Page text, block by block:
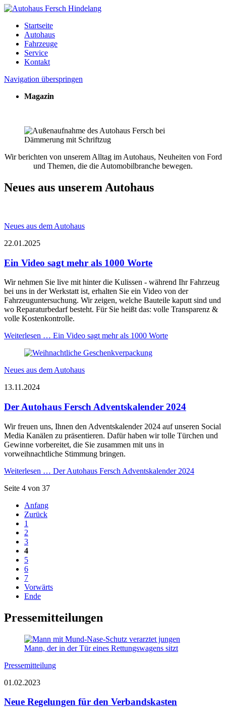
Startseite
Autohaus
Fahrzeuge
Service
Kontakt
Navigation überspringen
Magazin
Wir berichten von unserem Alltag im Autohaus, Neuheiten von Ford
und Themen, die die Automobilbranche bewegen.
Neues aus unserem Autohaus
Neues aus dem Autohaus
22.01.2025
Ein Video sagt mehr als 1000 Worte
Wir nehmen Sie live mit hinter die Kulissen - während Ihr Fahrzeug
bei uns in der Werkstatt ist, erhalten Sie ein Video von der
Fahrzeuguntersuchung. Wir zeigen, welche Bauteile kaputt sind und
wo Reparaturbedarf besteht. Für Sie heißt das: volle Transparenz &
volle Kostenkontrolle.
Weiterlesen … Ein Video sagt mehr als 1000 Worte
Neues aus dem Autohaus
13.11.2024
Der Autohaus Fersch Adventskalender 2024
Wir freuen uns, Ihnen den Adventskalender 2024 auf unseren Social
Media Kanälen zu präsentieren. Dafür haben wir tolle Türchen und
Gewinne vorbereitet, die Sie zusammen mit uns in
vorweihnachtliche Stimmung bringen.
Weiterlesen … Der Autohaus Fersch Adventskalender 2024
Seite 4 von 37
Anfang
Zurück
1
2
3
4
5
6
7
Vorwärts
Ende
Pressemitteilungen
Pressemitteilung
01.02.2023
Neue Regelungen für den Verbandskasten